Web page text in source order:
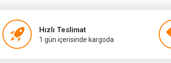
Hızlı Teslimat
1 gün içerisinde kargoda